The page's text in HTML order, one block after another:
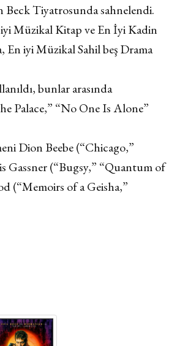
Beck Tiyatrosunda sahnelendi.
Müzikal Kitap ve En İyi Kadin
En iyi Müzikal Sahil beş Drama
bunlar arasında
Palace,” “No One Is Alone”
Dion Beebe (“Chicago,”
Gassner (“Bugsy,” “Quantum of
(“Memoirs of a Geisha,”